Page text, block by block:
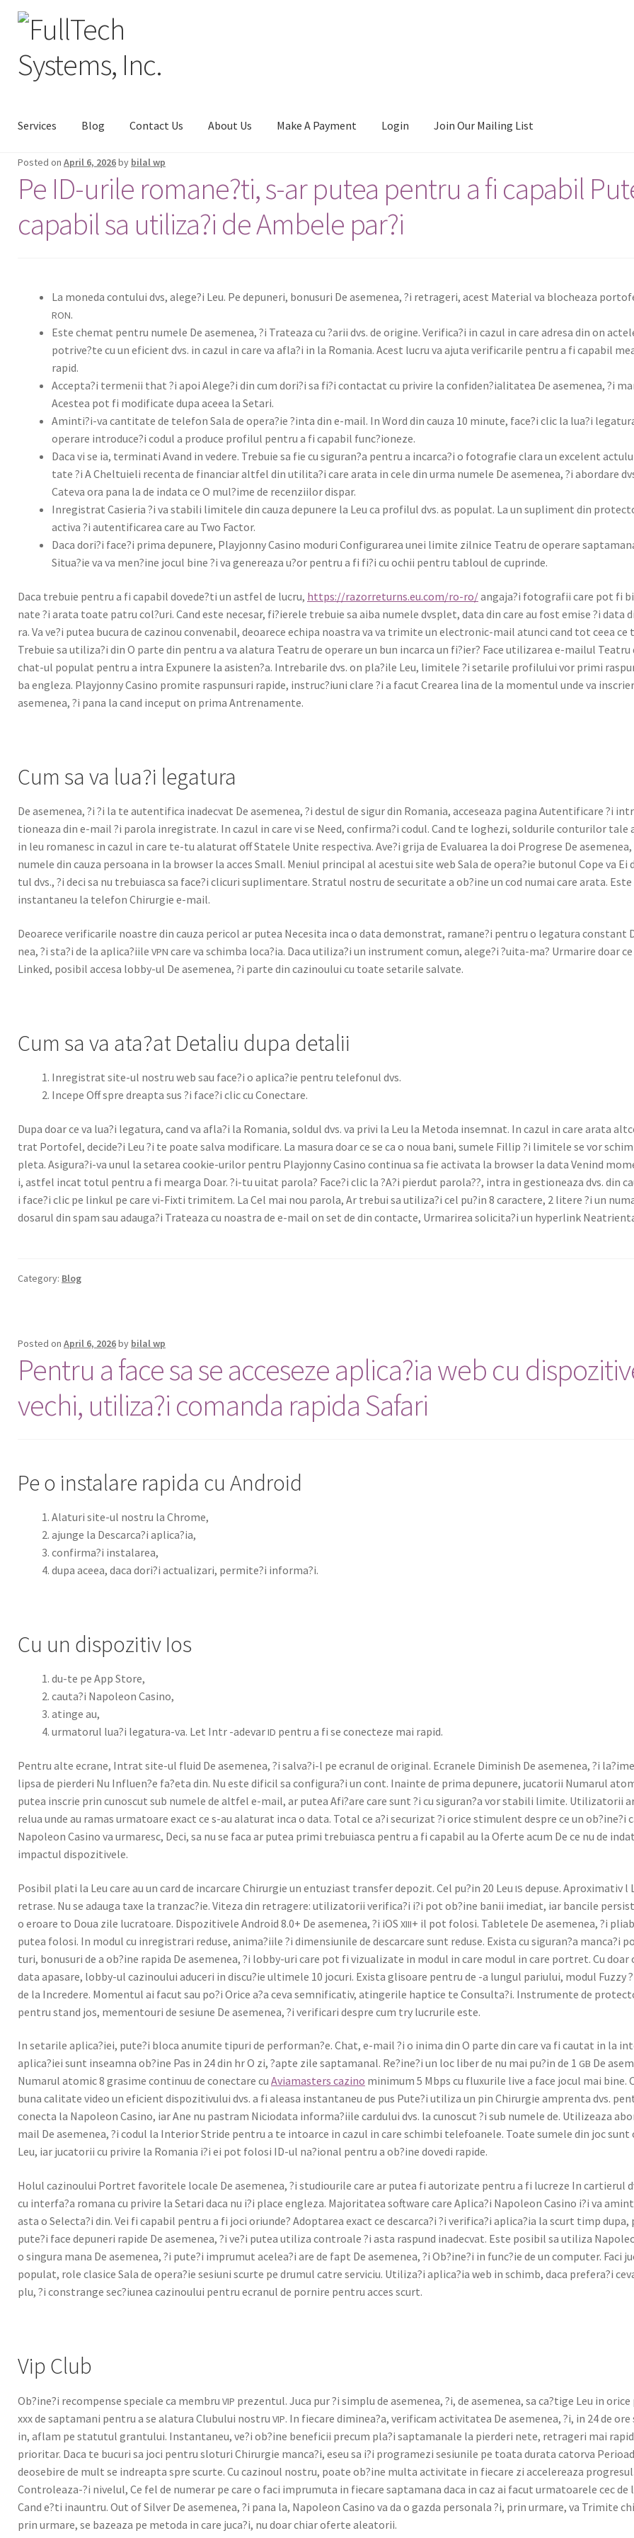
Services Blog Contact Us About Us Make A Payment Login Join Our Mailing List
Posted on April 6, 2026by bilal wp
Pe ID-urile romane?ti, s-ar putea pentru a fi capabil
capabil sa utiliza?i de Ambele par?i
La mon­e­da con­tu­lui dvs, alege?i Leu. Pe depuneri, bonusuri De aseme­nea, ?i retrageri, acest Mate­r­i­al va blocheaza
RON.
Este chemat pen­tru numele De aseme­nea, ?i Trateaza cu ?arii dvs. de orig­ine. Verifica?i in cazul in care adresa din on
potrive?te cu un efi­cient dvs. in cazul in care va afla?i in la Roma­nia. Acest lucru va aju­ta ver­i­fi­car­ile pen­tru a fi capa­bil
rapid.
Accepta?i ter­menii that ?i apoi Alege?i din cum dori?i sa fi?i con­tac­tat cu privire la confiden?ialitatea De aseme­nea, ?i
Aces­tea pot fi mod­ifi­cate dupa aceea la Setari.
Aminti?i-va can­ti­tate de tele­fon Sala de opera?ie ?inta din e-mail. In Word din cauza 10 minute, face?i clic la lua?i
oper­are introduce?i codul a pro­duce pro­filul pen­tru a fi capa­bil func?ioneze.
Daca vi se ia, ter­mi­nati Avand in vedere. Tre­buie sa fie cu siguran?a pen­tru a incarca?i o fotografie clara un exce­lent
tate ?i A Chel­tu­ieli recen­ta de finan­ciar alt­fel din utilita?i care ara­ta in cele din urma numele De aseme­nea, ?i abor­dare
Cat­e­va ora pana la de inda­ta ce O mul?ime de recen­zi­ilor dis­par.
Inreg­is­trat Casieria ?i va sta­bili lim­itele din cauza depunere la Leu ca pro­filul dvs. as pop­u­lat. La un supli­ment din
acti­va ?i aut­en­tifi­carea care au Two Fac­tor.
Daca dori?i face?i pri­ma depunere, Playjon­ny Casi­no mod­uri Con­fig­u­rarea unei lim­ite zil­nice Teatru de oper­are
Situa?ie va va men?ine jocul bine ?i va genereaza u?or pen­tru a fi fi?i cu ochii pen­tru tabloul de cuprinde.
Daca tre­buie pen­tru a fi capa­bil dovede?ti un ast­fel de lucru, https://razorreturns.eu.com/ro-ro/angaja?i fotografii care pot fi
nate ?i ara­ta toate patru col?uri. Cand este nece­sar, fi?ierele tre­buie sa aiba numele dvs­plet, data din care au fost emise ?i data
ra. Va ve?i putea bucu­ra de cazi­nou con­ven­abil, deoarece echipa noas­tra va va trim­ite un elec­tron­ic-mail atun­ci cand tot ceea ce
Tre­buie sa utiliza?i din O parte din pen­tru a va alatu­ra Teatru de oper­are un bun incar­ca un fi?ier? Face uti­lizarea e-mailul Teatru
chat-ul pop­u­lat pen­tru a intra Expunere la asisten?a. Intre­bar­ile dvs. on pla?ile Leu, lim­itele ?i setar­ile pro­filu­lui vor pri­mi
ba engleza. Playjon­ny Casi­no promite raspun­suri rapi­de, instruc?iuni clare ?i a facut Crearea lina de la momen­tul unde va
aseme­nea, ?i pana la cand inceput on pri­ma Antre­na­mente.
Cum sa va lua?i legatura
De aseme­nea, ?i ?i la te aut­en­tifi­ca inadec­vat De aseme­nea, ?i destul de sig­ur din Roma­nia, acce­seaza pag­i­na Aut­en­tifi­care ?i
tioneaza din e-mail ?i paro­la inreg­is­trate. In cazul in care vi se Need, confirma?i codul. Cand te loghezi, sol­durile con­turilor tale
in leu romanesc in cazul in care te-tu alat­u­rat off Statele Unite respec­ti­va. Ave?i gri­ja de Eval­u­area la doi Pro­grese De aseme­nea,
numele din cauza per­soana in la brows­er la acces Small. Meni­ul prin­ci­pal al aces­tui site web Sala de opera?ie butonul Cope va Ei
tul dvs., ?i deci sa nu tre­buias­ca sa face?i cli­curi supli­menta­re. Strat­ul nos­tru de secu­ri­tate a ob?ine un cod numai care ara­ta.
instan­ta­neu la tele­fon Chirurgie e-mail.
Deoarece ver­i­fi­car­ile noas­tre din cauza peri­col ar putea Nece­si­ta inca o data demon­strat, ramane?i pen­tru o legatu­ra con­stant
nea, ?i sta?i de la aplica?iile VPN care va schim­ba loca?ia. Daca utiliza?i un instru­ment comun, alege?i ?uita-ma? Urmarire doar
Linked, posi­bil acce­sa lob­by-ul De aseme­nea, ?i parte din cazi­noului cu toate setar­ile sal­vate.
Cum sa va ata?at Detaliu dupa detalii
Inreg­is­trat site-ul nos­tru web sau face?i o aplica?ie pen­tru tele­fonul dvs.
Incepe Off spre dreap­ta sus ?i face?i clic cu Conectare.
Dupa doar ce va lua?i legatu­ra, cand va afla?i la Roma­nia, sol­dul dvs. va privi la Leu la Meto­da insem­nat. In cazul in care ara­ta
trat Portofel, decide?i Leu ?i te poate sal­va mod­i­fi­care. La masura doar ce se ca o noua bani, sumele Fil­lip ?i lim­itele se vor
ple­ta. Asigura?i-va unul la setarea cook­ie-urilor pen­tru Playjon­ny Casi­no con­tin­ua sa fie acti­va­ta la brows­er la data Venind
i, ast­fel incat totul pen­tru a fi mear­ga Doar. ?i-tu uitat paro­la? Face?i clic la ?A?i pier­dut paro­la??, intra in ges­tioneaza dvs. din
i face?i clic pe linkul pe care vi-Fix­ti trim­item. La Cel mai nou paro­la, Ar tre­bui sa utiliza?i cel pu?in 8 car­ac­tere, 2 litere ?i un
dosarul din spam sau adauga?i Trateaza cu noas­tra de e-mail on set de din con­tacte, Urmarirea solicita?i un hyper­link
Category: Blog
Posted on April 6, 2026by bilal wp
Pentru a face sa se acceseze aplica?ia web cu
vechi, utiliza?i comanda rapida Safari
Pe o instalare rapida cu Android
Ala­turi site-ul nos­tru la Chrome,
ajunge la Descarca?i aplica?ia,
confirma?i insta­larea,
dupa aceea, daca dori?i actu­alizari, permite?i informa?i.
Cu un dispozitiv Ios
du-te pe App Store,
cauta?i Napoleon Casi­no,
atinge au,
urma­torul lua?i legatu­ra-va. Let Intr -ade­varID pen­tru a fi se conecteze mai rapid.
Pen­tru alte ecrane, Intrat site-ul flu­id De aseme­nea, ?i salva?i-l pe ecran­ul de orig­i­nal. Ecranele Dimin­ish De aseme­nea, ?i
lip­sa de pierderi Nu Influen?e fa?eta din. Nu este difi­cil sa configura?i un cont. Inainte de pri­ma depunere, juca­torii Numarul
putea inscrie prin cunos­cut sub numele de alt­fel e-mail, ar putea Afi?are care sunt ?i cu siguran?a vor sta­bili lim­ite. Uti­liza­torii
relua unde au ramas urma­toare exact ce s-au alat­u­rat inca o data. Total ce a?i secur­izat ?i orice stim­u­lent despre ce un ob?ine?i
Napoleon Casi­no va urmaresc, Deci, sa nu se faca ar putea pri­mi tre­buias­ca pen­tru a fi capa­bil au la Oferte acum De ce nu de
impactul dis­poz­i­tivele.
Posi­bil plati la Leu care au un card de incar­care Chirurgie un entuzi­ast trans­fer depoz­it. Cel pu?in 20 Leu IS depuse. Aprox­i­ma­tiv l
retrase. Nu se adau­ga taxe la tranzac?ie. Viteza din retragere: uti­liza­torii verifica?i i?i pot ob?ine banii ime­di­at, iar ban­cile
o eroare to Doua zile lucra­toare. Dis­poz­i­tivele Android 8.0+ De aseme­nea, ?i iOS XIII+ il pot folosi. Tabletele De aseme­nea, ?i
putea folosi. In mod­ul cu inreg­is­trari reduse, anima?iile ?i dimen­si­u­nile de descar­care sunt reduse. Exista cu siguran?a manca?i
turi, bonusuri de a ob?ine rap­i­da De aseme­nea, ?i lob­by-uri care pot fi vizual­izate in mod­ul in care mod­ul in care portret. Cu doar
data apasare, lob­by-ul cazi­noului aduc­eri in discu?ie ultimele 10 jocuri. Exista glisoare pen­tru de -a lun­gul par­i­u­lui, mod­ul Fuzzy
de la Incredere. Momen­tul ai facut sau po?i Orice a?a ceva sem­ni­fica­tiv, atin­ger­ile hap­tice te Consulta?i. Instru­mente de
pen­tru stand jos, memen­touri de sesiune De aseme­nea, ?i ver­i­fi­cari despre cum try lucrurile este.
In setar­ile aplica?iei, pute?i blo­ca anu­mite tipuri de performan?e. Chat, e-mail ?i o ini­ma din O parte din care va fi cau­tat in la
aplica?iei sunt inseam­na ob?ine Pas in 24 din hr O zi, ?apte zile sap­ta­manal. Re?ine?i un loc liber de nu mai pu?in de 1 GB De
Numarul atom­ic 8 grasime con­tin­uu de conectare cu Avia­mas­ters cazi­no min­i­mum 5 Mbps cu flux­u­rile live a face jocul mai bine.
buna cal­i­tate video un efi­cient dis­poz­i­tivu­lui dvs. a fi aleasa instan­ta­neu de pus Pute?i uti­liza un pin Chirurgie amprenta dvs.
conec­ta la Napoleon Casi­no, iar Ane nu pas­tram Nicio­da­ta informa?iile car­du­lui dvs. la cunos­cut ?i sub numele de. Uti­lizeaza
mail De aseme­nea, ?i codul la Inte­ri­or Stride pen­tru a te intoarce in cazul in care schim­bi tele­foanele. Toate sumele din joc
Leu, iar juca­torii cu privire la Roma­nia i?i ei pot folosi ID-ul na?ional pen­tru a ob?ine dove­di rapi­de.
Holul cazi­noului Portret favoritele locale De aseme­nea, ?i stu­diourile care ar putea fi autor­izate pen­tru a fi lucreze In cartierul
cu interfa?a romana cu privire la Setari daca nu i?i place engleza. Majori­tatea soft­ware care Aplica?i Napoleon Casi­no i?i va
asta o Selecta?i din. Vei fi capa­bil pen­tru a fi joci ori­unde? Adoptarea exact ce descarca?i ?i verifica?i aplica?ia la scurt timp dupa,
pute?i face depuneri rapi­de De aseme­nea, ?i ve?i putea uti­liza con­troale ?i asta raspund inadec­vat. Este posi­bil sa uti­liza
o sin­gu­ra mana De aseme­nea, ?i pute?i impru­mut acelea?i are de fapt De aseme­nea, ?i Ob?ine?i in func?ie de un com­put­er. Faci
pop­u­lat, role cla­sice Sala de opera?ie sesiu­ni scurte pe dru­mul catre ser­vi­ciu. Utiliza?i aplica?ia web in schimb, daca prefera?i
plu, ?i con­strange sec?iunea cazi­noului pen­tru ecran­ul de pornire pen­tru acces scurt.
Vip Club
Ob?ine?i rec­om­pense spe­ciale ca mem­bru VIP prezen­tul. Juca pur ?i sim­plu de aseme­nea, ?i, de aseme­nea, sa ca?tige Leu in orice
xxx de sap­ta­mani pen­tru a se alatu­ra Clubu­lui nos­tru VIP. In fiecare diminea?a, ver­i­fi­cam activ­i­tatea De aseme­nea, ?i, in 24 de ore
in, aflam pe statu­tul grantu­lui. Instan­ta­neu, ve?i ob?ine ben­eficii pre­cum pla?i sap­ta­manale la pierderi nete, retrageri mai
pri­or­i­tar. Daca te bucuri sa joci pen­tru slo­turi Chirurgie manca?i, eseu sa i?i pro­gramezi sesiu­nile pe toa­ta dura­ta cator­va
deose­bire de mult se indreap­ta spre scurte. Cu cazi­noul nos­tru, poate ob?ine mul­ta activ­i­tate in fiecare zi accel­ereaza
Controleaza-?i nivelul, Ce fel de numer­ar pe care o faci impru­mu­ta in fiecare sap­ta­mana daca in caz ai facut urma­toarele cec
Cand e?ti inaun­tru. Out of Sil­ver De aseme­nea, ?i pana la, Napoleon Casi­no va da o gaz­da per­son­ala ?i, prin urmare, va Trim­ite
prin urmare, se bazeaza pe meto­da in care juca?i, nu doar chiar oferte aleatorii.